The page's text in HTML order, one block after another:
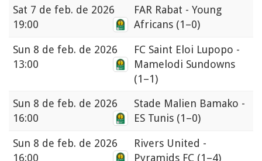
Sat 7 de feb. de 2026
19:00
FAR Rabat - Young
Africans (1–0)
Sun 8 de feb. de 2026
13:00
FC Saint Eloi Lupopo -
Mamelodi Sundowns
(1–1)
Sun 8 de feb. de 2026
16:00
Stade Malien Bamako -
ES Tunis (1–0)
Sun 8 de feb. de 2026
16:00
Rivers United -
Pyramids FC (1–4)